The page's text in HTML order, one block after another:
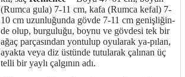
(Rumca gula) 7-11 cm, kafa (Rumca kefal) 7-
10 cm uzunluğunda gövde 7-11 cm genişliğin-
de olup, burguluğu, boynu ve gövdesi tek bir
ağaç parçasından yontulup oyularak ya-pılan,
ayakta veya diz üstünde tutularak çalınan üç
telli bir yaylı çalgının adı.